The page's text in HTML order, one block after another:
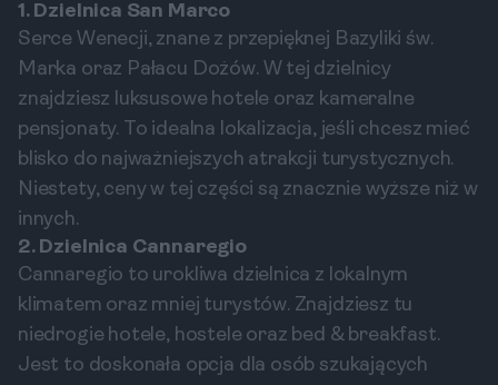
1. Dzielnica San Marco
Serce Wenecji, znane z przepięknej Bazyliki św.
Marka oraz Pałacu Dożów. W tej dzielnicy
znajdziesz luksusowe hotele oraz kameralne
pensjonaty. To idealna lokalizacja, jeśli chcesz mieć
blisko do najważniejszych atrakcji turystycznych.
Niestety, ceny w tej części są znacznie wyższe niż w
innych.
2. Dzielnica Cannaregio
Cannaregio to urokliwa dzielnica z lokalnym
klimatem oraz mniej turystów. Znajdziesz tu
niedrogie hotele, hostele oraz bed & breakfast.
Jest to doskonała opcja dla osób szukających